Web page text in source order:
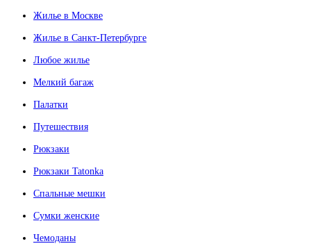
Жилье в Москве
Жилье в Санкт-Петербурге
Любое жилье
Мелкий багаж
Палатки
Путешествия
Рюкзаки
Рюкзаки Tatonka
Спальные мешки
Сумки женские
Чемоданы